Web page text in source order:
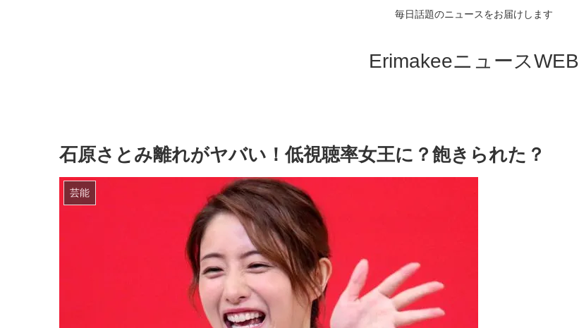
毎日話題のニュースをお届けします
ErimakeeニュースWEB
石原さとみ離れがヤバい！低視聴率女王に？飽きられた？
芸能